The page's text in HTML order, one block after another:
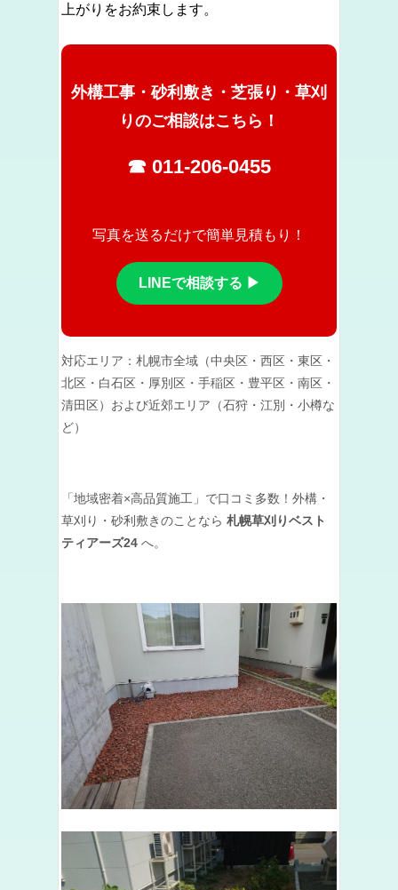
上がりをお約束します。
外構工事・砂利敷き・芝張り・草刈
りのご相談はこちら！
☎ 011-206-0455
写真を送るだけで簡単見積もり！
LINEで相談する ▶
対応エリア：札幌市全域（中央区・西区・東区・
北区・白石区・厚別区・手稲区・豊平区・南区・
清田区）および近郊エリア（石狩・江別・小樽な
ど）
「地域密着×高品質施工」で口コミ多数！外構・
草刈り・砂利敷きのことなら 札幌草刈りベスト
ティアーズ24 へ。